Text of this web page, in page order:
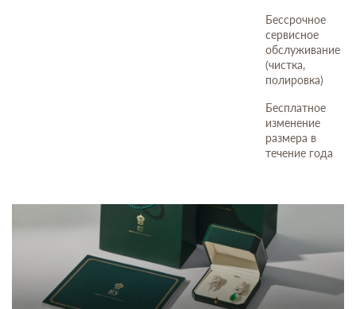
Бессрочное
сервисное
обслуживание
(чистка,
полировка)
Бесплатное
изменение
размера в
течение года